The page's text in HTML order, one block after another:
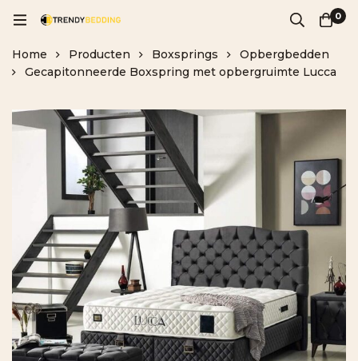
0
Home Producten Boxsprings
Opbergbedden
Gecapitonneerde Boxspring met opbergruimte Lucca